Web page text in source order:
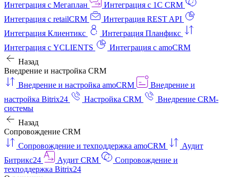
Интеграция с Мегаплан
Интеграция с 1C CRM
Интеграция с retailCRM
Интеграция REST API
Интеграция Клиентикс
Интеграция Планфикс
Интеграция с YCLIENTS
Интеграция с amoCRM
Назад
Внедрение и настройка CRM
Внедрение и настройка amoCRM
Внедрение и
настройка Bitrix24
Настройка CRM
Внедрение CRM-
системы
Назад
Сопровождение CRM
Сопровождение и техподдержка amoCRM
Аудит
Битрикс24
Аудит CRM
Сопровождение и
техподдержка Bitrix24